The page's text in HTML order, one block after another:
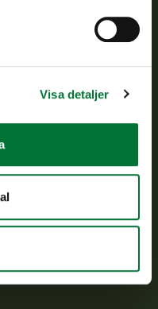
Visa detaljer